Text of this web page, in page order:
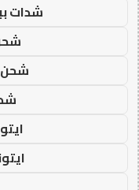
شدات
شحن